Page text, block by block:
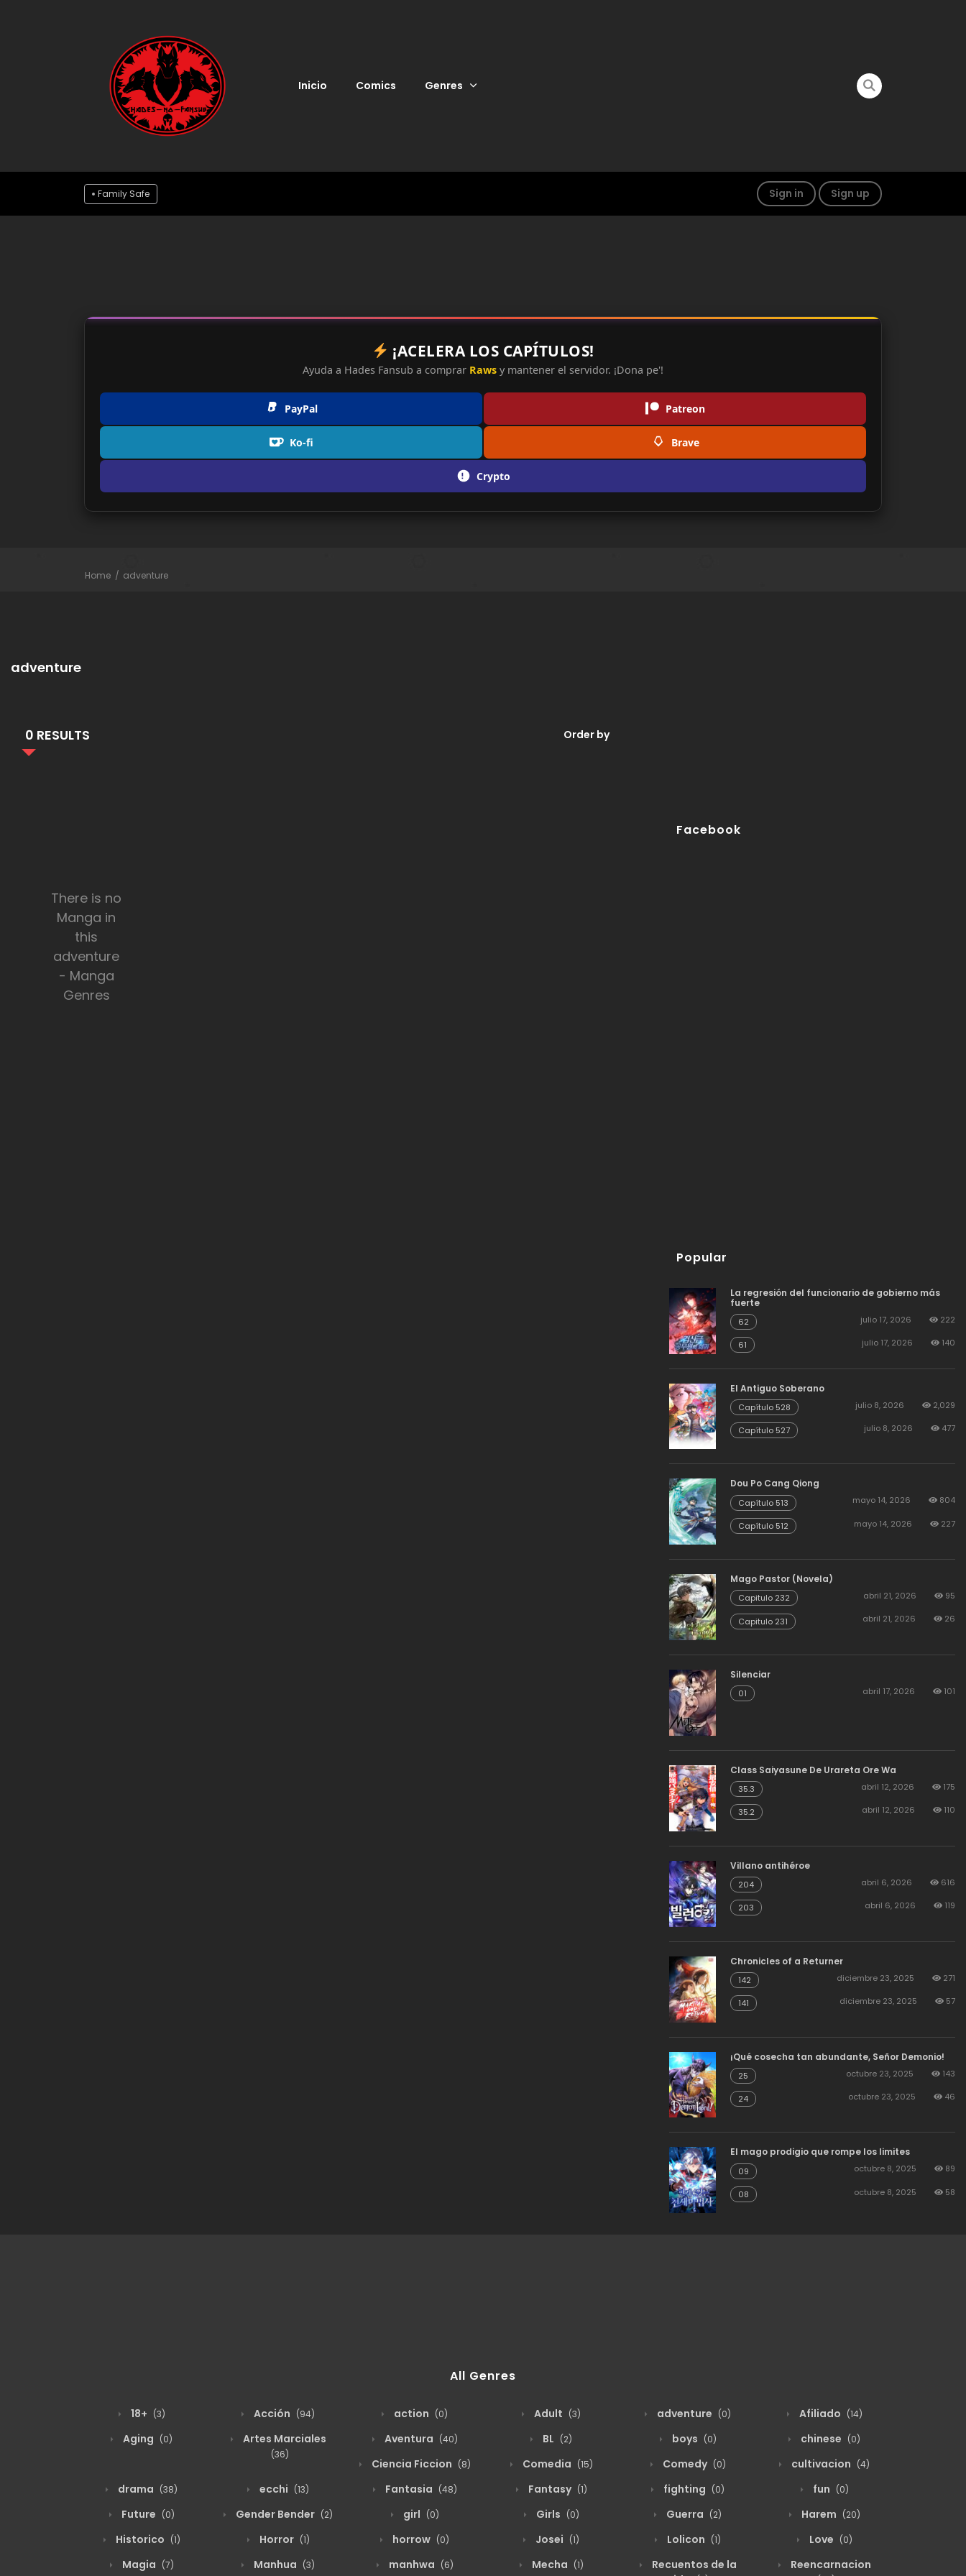
Inicio Comics Genres
Family Safe Sign in Sign up
¡ACELERA LOS CAPÍTULOS!
Ayuda a Hades Fansub a comprar Raws y mantener el servidor. ¡Dona pe'!
PayPal Patreon
Ko-fi Brave
Crypto
Home adventure
adventure
0 RESULTS Order by
There is no
Manga in
this
adventure
- Manga
Genres
Facebook
Popular
La regresión del funcionario de gobierno más
fuerte
62 julio 17, 2026 222
61 julio 17, 2026 140
El Antiguo Soberano
Capítulo 528 julio 8, 2026 2,029
Capítulo 527 julio 8, 2026 477
Dou Po Cang Qiong
Capítulo 513 mayo 14, 2026 804
Capítulo 512 mayo 14, 2026 227
Mago Pastor (Novela)
Capitulo 232 abril 21, 2026 95
Capitulo 231 abril 21, 2026 26
Silenciar
01 abril 17, 2026 101
Class Saiyasune De Urareta Ore Wa
35.3 abril 12, 2026 175
35.2 abril 12, 2026 110
Villano antihéroe
204 abril 6, 2026 616
203 abril 6, 2026 119
Chronicles of a Returner
142 diciembre 23, 2025 271
141 diciembre 23, 2025 57
¡Qué cosecha tan abundante, Señor Demonio!
25 octubre 23, 2025 143
24 octubre 23, 2025 46
El mago prodigio que rompe los limites
09 octubre 8, 2025 89
08 octubre 8, 2025 58
All Genres
18+ (3) Acción (94) action (0) Adult (3) adventure (0) Afiliado (14)
Aging (0) Artes Marciales
(36)
Aventura (40) BL (2) boys (0) chinese (0)
Ciencia Ficcion (8) Comedia (15) Comedy (0) cultivacion (4)
drama (38) ecchi (13) Fantasia (48) Fantasy (1) fighting (0) fun (0)
Future (0) Gender Bender (2) girl (0) Girls (0) Guerra (2) Harem (20)
Historico (1) Horror (1) horrow (0) Josei (1) Lolicon (1) Love (0)
Magia (7) Manhua (3) manhwa (6) Mecha (1)
Recuentos de la
Reencarnacion